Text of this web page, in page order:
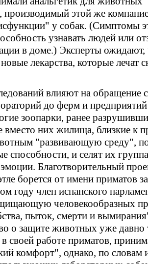
этой же
у собак. (Симптомы
узнавать людей или
в доме.) Эксперты ожидают,
лекарства, которые
влияют на
до ферм и
зоопарки, ранее
вместо них жилища, близкие к
"развивающую среду",
способности, и селят их
Благотворительный
борется от имени приматов
году член испанского
человекообразных
пыток, смерти и
о защите животных уже
своей работе приматов,
комфорт", однако, по словам